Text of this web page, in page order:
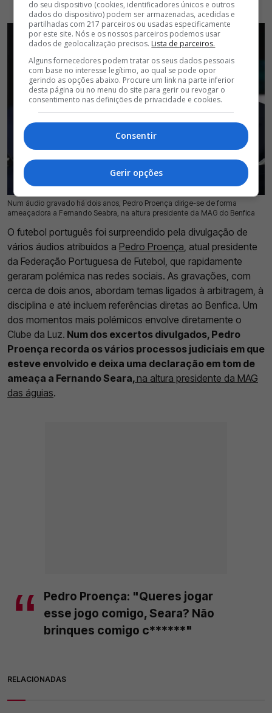
Num áudio gravado há dois anos, Pedro Proença dirige-se de forma
ameaçadora a Fernando Seabra, na altura presidente da MAG do Benfica
28 Jul 2026 | 16:59 | 0
O futebol português foi surpreendido pela divulgação de
vários áudios atribuídos a Pedro Proença , atual presidente
da Federação Portuguesa de Futebol, que rapidamente
geraram polémica nas redes sociais. As gravações, com
cerca de dois anos, abordam temas ligados à arbitragem, à
disciplina e até incluem referências diretas ao Benfica. Um
dos momentos mais polémicos envolve diretamente o
Clube da Luz. Num dos excertos divulgados, Pedro
Proença recorda os vários processos judiciais em que
esteve envolvido e deixa uma declaração em tom de
ameaça a Fernando Seara,na altura presidente da MAG
das águias.
Pedro Proença: "Queres jogar
esse jogo comigo, Seara? Não
brinques comigo c******"
RELACIONADAS
do seu dispositivo (cookies, identificadores únicos e outros
dados do dispositivo) podem ser armazenadas, acedidas e
partilhadas com 217 parceiros ou usadas especificamente
por este site. Nós e os nossos parceiros podemos usar
dados de geolocalização precisos. Lista de parceiros.
Alguns fornecedores podem tratar os seus dados pessoais
com base no interesse legítimo, ao qual se pode opor
gerindo as opções abaixo. Procure um link na parte inferior
desta página ou no menu do site para gerir ou revogar o
consentimento nas definições de privacidade e cookies.
Consentir
Gerir opções